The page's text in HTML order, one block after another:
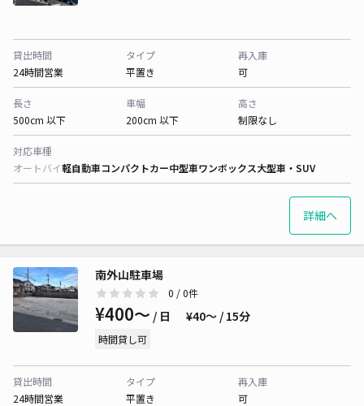
貸出時間
24時間営業
タイプ
平置き
再入庫
可
長さ
500cm 以下
車幅
200cm 以下
高さ
制限なし
対応車種
オートバイ軽自動車コンパクトカー中型車ワンボックス大型車・SUV
詳細へ
南外山駐車場
0 / 0件
¥400〜 / 日 ¥40〜 / 15分
時間貸し可
貸出時間
24時間営業
タイプ
平置き
再入庫
可